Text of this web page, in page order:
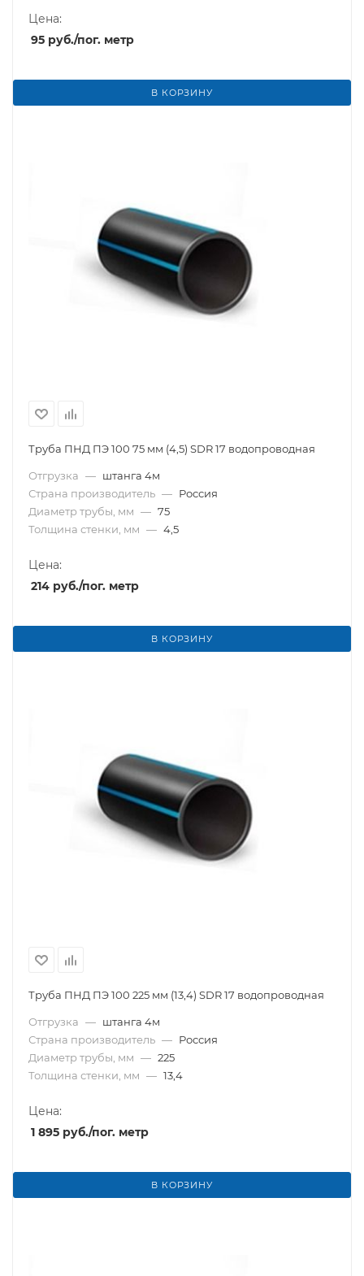
Цена:
95 руб./пог. метр
В КОРЗИНУ
Труба ПНД ПЭ 100 75 мм (4,5) SDR 17 водопроводная
Отгрузка — штанга 4м
Страна производитель — Россия
Диаметр трубы, мм — 75
Толщина стенки, мм — 4,5
Цена:
214 руб./пог. метр
В КОРЗИНУ
Труба ПНД ПЭ 100 225 мм (13,4) SDR 17 водопроводная
Отгрузка — штанга 4м
Страна производитель — Россия
Диаметр трубы, мм — 225
Толщина стенки, мм — 13,4
Цена:
1 895 руб./пог. метр
В КОРЗИНУ